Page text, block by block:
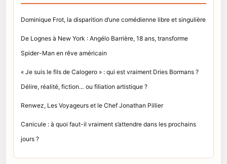
Dominique Frot, la disparition d’une comédienne libre et singulière
De Lognes à New York : Angélo Barrière, 18 ans, transforme
Spider-Man en rêve américain
« Je suis le fils de Calogero » : qui est vraiment Dries Bormans ?
Délire, réalité, fiction… ou filiation artistique ?
Renwez, Les Voyageurs et le Chef Jonathan Pillier
Canicule : à quoi faut-il vraiment s’attendre dans les prochains
jours ?